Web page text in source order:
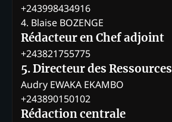
+243998434916
4. Blaise BOZENGE
Rédacteur en Chef adjoint
+243821755775
5. Directeur des
Audry EWAKA EKAMBO
+243890150102
Rédaction centrale